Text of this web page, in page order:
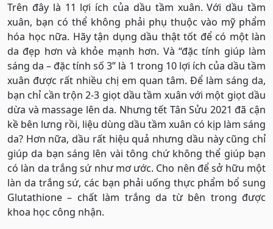
Trên đây là 11 lợi ích của dầu tầm xuân. Với dầu tầm
xuân, bạn có thể không phải phụ thuộc vào mỹ phẩm
hóa học nữa. Hãy tận dụng dầu thật tốt để có một làn
da đẹp hơn và khỏe mạnh hơn. Và “đặc tính giúp làm
sáng da – đặc tính số 3” là 1 trong 10 lợi ích của dầu tầm
xuân được rất nhiều chị em quan tâm. Để làm sáng da,
bạn chỉ cần trộn 2-3 giọt dầu tầm xuân với một giọt dầu
dừa và massage lên da. Nhưng tết Tân Sửu 2021 đã cận
kề bên lưng rồi, liệu dùng dầu tầm xuân có kịp làm sáng
da? Hơn nữa, dầu rất hiệu quả nhưng dầu này cũng chỉ
giúp da bạn sáng lên vài tông chứ không thể giúp bạn
có làn da trắng sứ như mơ ước. Cho nên để sở hữu một
làn da trắng sứ, các bạn phải uống thực phẩm bổ sung
Glutathione – chất làm trắng da từ bên trong được
khoa học công nhận.